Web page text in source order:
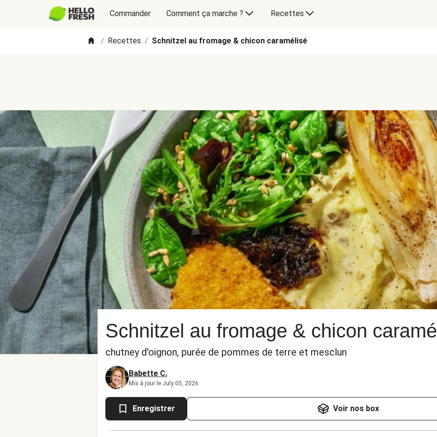
Commander Comment ça marche ? Recettes
/ Recettes / Schnitzel au fromage & chicon caramélisé
Schnitzel au fromage & chicon
chutney d'oignon, purée de pommes de terre et mesclun
Babette C.
Mis à jour le July 05, 2026
Enregistrer Voir nos box